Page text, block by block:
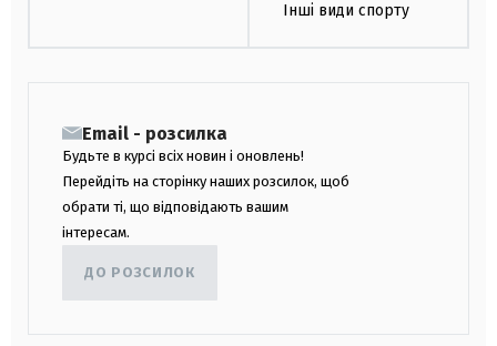
Інші види спорту
Email - розсилка
Будьте в курсі всіх новин і оновлень!
Перейдіть на сторінку наших розсилок, щоб
обрати ті, що відповідають вашим
інтересам.
ДО РОЗСИЛОК